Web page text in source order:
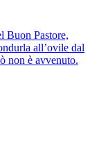
Buon Pastore,
all’ovile dal
non è avvenuto.